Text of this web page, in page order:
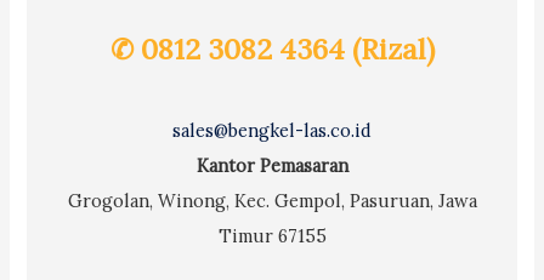
✆ 0812 3082 4364 (Rizal)
sales@bengkel-las.co.id
Kantor Pemasaran
Grogolan, Winong, Kec. Gempol, Pasuruan, Jawa
Timur 67155